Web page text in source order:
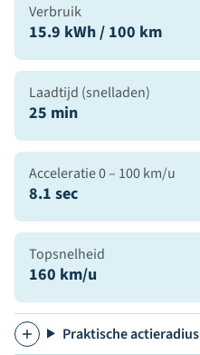
Verbruik
15.9 kWh / 100 km
Laadtijd (snelladen)
25 min
Acceleratie 0 – 100 km/u
8.1 sec
Topsnelheid
160 km/u
Praktische actieradius